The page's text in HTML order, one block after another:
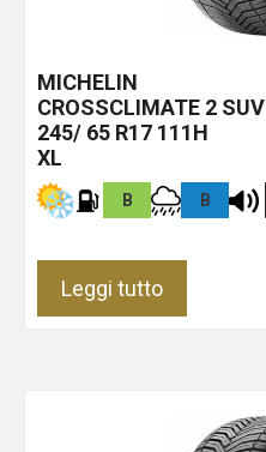
MICHELIN
CROSSCLIMATE 2 SUV
245/ 65 R17 111H
XL
B B
Leggi tutto